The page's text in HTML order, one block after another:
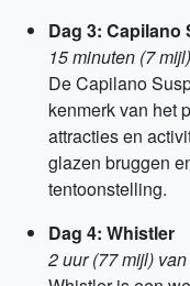
Dag 3:
15 minuten (7
De Capilano
kenmerk van het
attracties en
glazen bruggen
tentoonstelling.
Dag 4: Whistler
2 uur (77 mijl)